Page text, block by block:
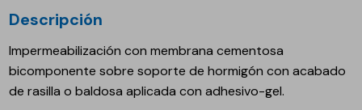
Descripción
Impermeabilización con membrana cementosa
bicomponente sobre soporte de hormigón con acabado
de rasilla o baldosa aplicada con adhesivo-gel.